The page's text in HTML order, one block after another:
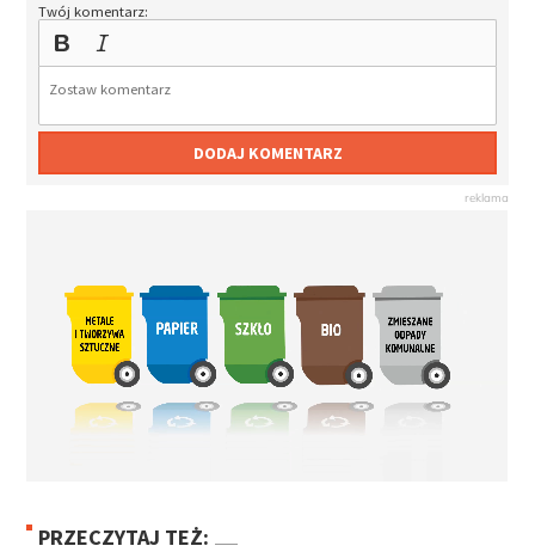
Twój komentarz:
DODAJ KOMENTARZ
PRZECZYTAJ TEŻ: